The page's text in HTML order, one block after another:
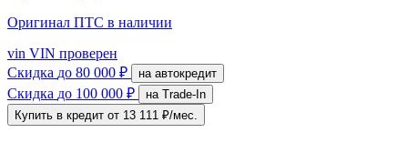
Оригинал ПТС в наличии
vin VIN проверен
Скидка до 80 000 ₽ на автокредит
Скидка до 100 000 ₽
на Trade-In
Купить в кредит от 13 111 ₽/мес.